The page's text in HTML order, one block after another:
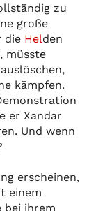
zu
große
die Helden
müsste
kämpfen.
er Xandar
Und wenn
erscheinen,
einem
bei ihrem